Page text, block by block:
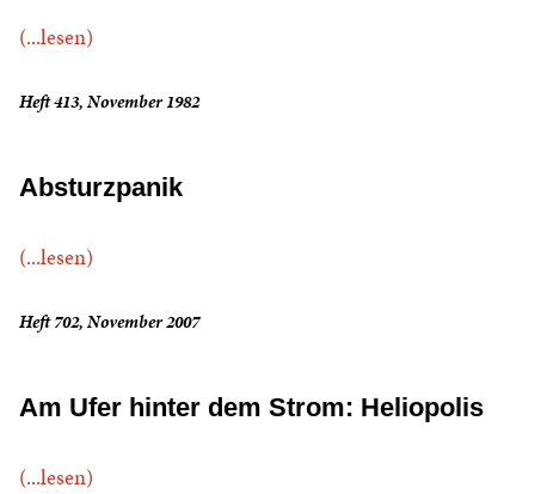
(...lesen)
Heft 413, November 1982
Absturzpanik
(...lesen)
Heft 702, November 2007
Am Ufer hinter dem Strom: Heliopolis
(...lesen)